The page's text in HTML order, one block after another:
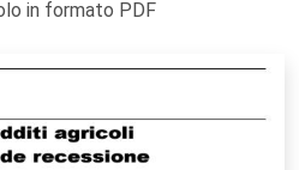
in formato PDF